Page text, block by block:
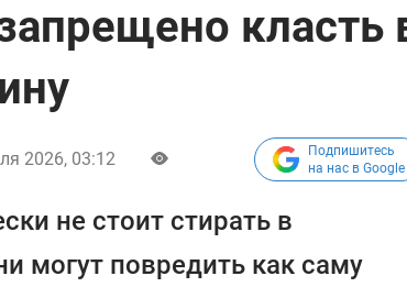
класть
2026, 03:12
Подпишитесь
на нас в Google
не стоит стирать в
могут повредить как саму